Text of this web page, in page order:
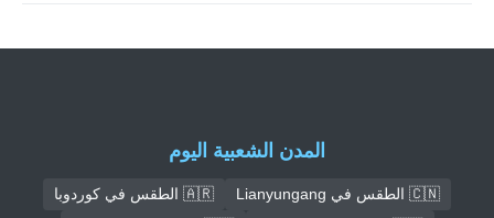
المدن الشعبية اليوم
🇨🇳 الطقس في Lianyungang
🇦🇷 الطقس في كوردوبا